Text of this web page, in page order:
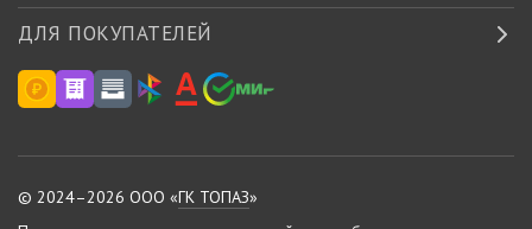
ДЛЯ ПОКУПАТЕЛЕЙ
© 2024–2026 ООО «ГК ТОПАЗ»